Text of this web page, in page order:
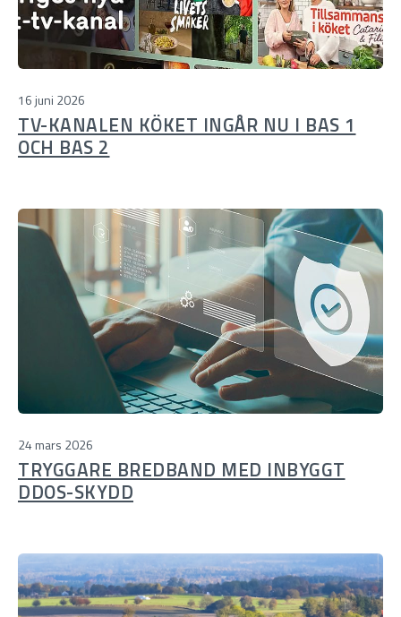
16 juni 2026
TV-KANALEN KÖKET INGÅR NU I BAS 1
OCH BAS 2
24 mars 2026
TRYGGARE BREDBAND MED INBYGGT
DDOS-SKYDD